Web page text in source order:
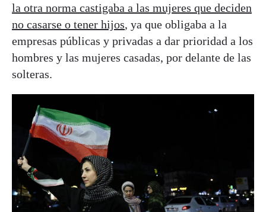
la otra norma castigaba a las mujeres que deciden
no casarse o tener hijos, ya que obligaba a la
empresas públicas y privadas a dar prioridad a los
hombres y las mujeres casadas, por delante de las
solteras.